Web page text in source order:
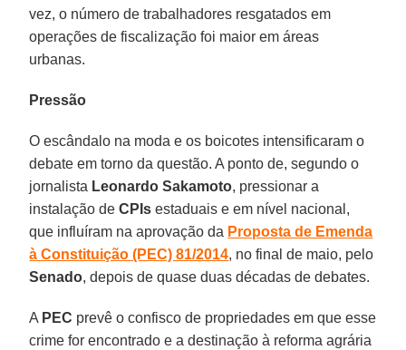
vez, o número de trabalhadores resgatados em
operações de fiscalização foi maior em áreas
urbanas.
Pressão
O escândalo na moda e os boicotes intensificaram o
debate em torno da questão. A ponto de, segundo o
jornalista Leonardo Sakamoto, pressionar a
instalação deCPIs estaduais e em nível nacional,
que influíram na aprovação da Proposta de Emenda
à Constituição (PEC) 81/2014, no final de maio, pelo
Senado, depois de quase duas décadas de debates.
A PEC prevê o confisco de propriedades em que esse
crime for encontrado e a destinação à reforma agrária